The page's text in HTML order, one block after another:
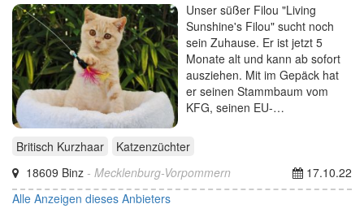
Unser süßer Filou "Living
Sunshine's Filou" sucht noch
sein Zuhause. Er ist jetzt 5
Monate alt und kann ab sofort
ausziehen. Mit im Gepäck hat
er seinen Stammbaum vom
KFG, seinen EU-…
Britisch Kurzhaar
Katzenzüchter
18609 Binz - Mecklenburg-Vorpommern
17.10.22
Alle Anzeigen dieses Anbieters